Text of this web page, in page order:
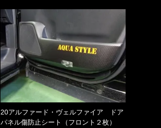
20アルファード・ヴェルファイア ドア
パネル傷防止シート（フロント２枚）